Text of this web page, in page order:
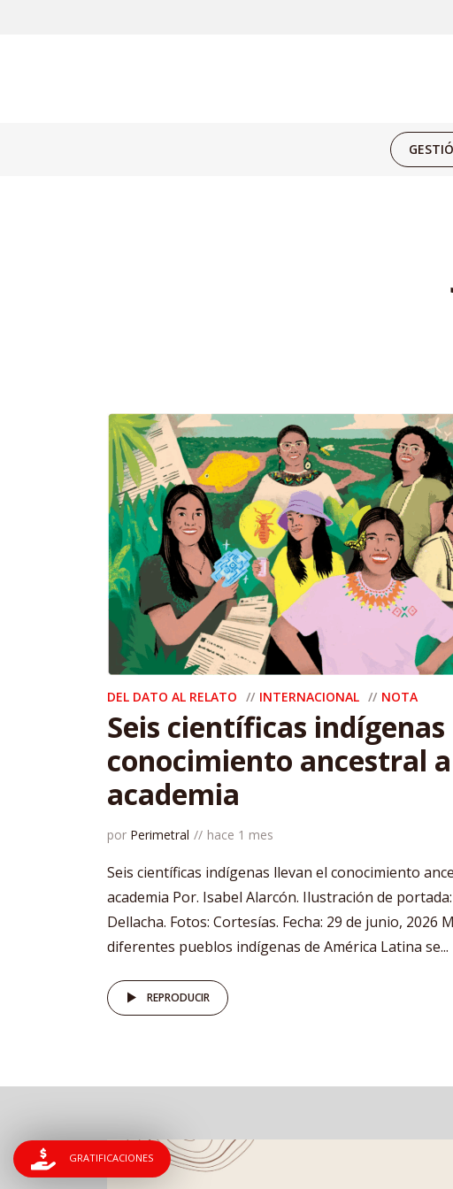
DEL DATO AL RELATO INTERNACIONAL NOTA
Seis científicas
conocimiento ancestral
academia
por Perimetral hace 1 mes
Seis científicas indígenas llevan el conocimiento
academia Por. Isabel Alarcón. Ilustración de
Dellacha. Fotos: Cortesías. Fecha: 29 de junio, 2026
diferentes pueblos indígenas de América Latina se...
REPRODUCIR
GRATIFICACIONES